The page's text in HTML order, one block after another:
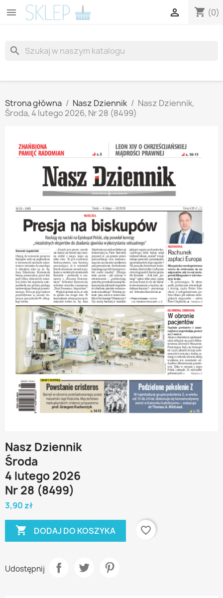
 shopping_cart (0)

search
Strona główna Nasz Dziennik
Nasz Dziennik,
Środa, 4 lutego 2026, Nr 28 (8499)
Nasz Dziennik
Środa
4 lutego 2026
Nr 28 (8499)
3,90 zł
 DODAJ DO KOSZYKA favorite_border
Udostępnij